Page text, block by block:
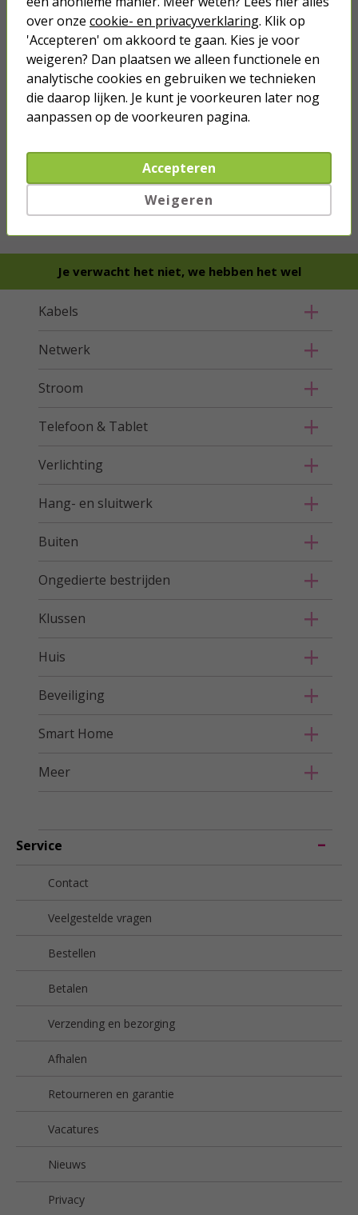
Bestel mee
Je verwacht het niet, we hebben het wel
Kabels
Netwerk
Stroom
Telefoon & Tablet
Verlichting
Hang- en sluitwerk
Buiten
Ongedierte bestrijden
Klussen
Huis
Beveiliging
Smart Home
Meer
Service
Contact
Veelgestelde vragen
Bestellen
Betalen
Verzending en bezorging
Afhalen
Retourneren en garantie
Vacatures
Nieuws
Privacy
over onze cookie- en privacyverklaring. Klik op
'Accepteren' om akkoord te gaan. Kies je voor
weigeren? Dan plaatsen we alleen functionele en
analytische cookies en gebruiken we technieken
die daarop lijken. Je kunt je voorkeuren later nog
aanpassen op de voorkeuren pagina.
Accepteren
Weigeren